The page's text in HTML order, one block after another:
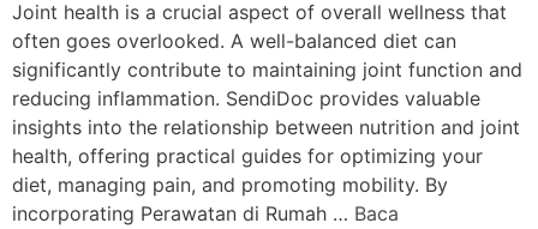
Joint health is a crucial aspect of overall wellness that
often goes overlooked. A well-balanced diet can
significantly contribute to maintaining joint function and
reducing inflammation. SendiDoc provides valuable
insights into the relationship between nutrition and joint
health, offering practical guides for optimizing your
diet, managing pain, and promoting mobility. By
incorporating Perawatan di Rumah … Baca